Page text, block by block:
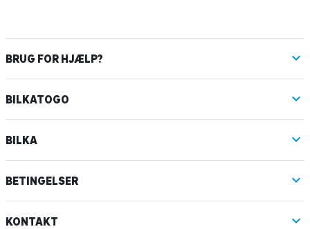
BRUG FOR HJÆLP?
BILKATOGO
BILKA
BETINGELSER
KONTAKT